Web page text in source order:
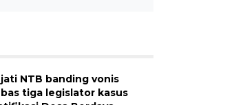
NTB banding vonis
tiga legislator kasus